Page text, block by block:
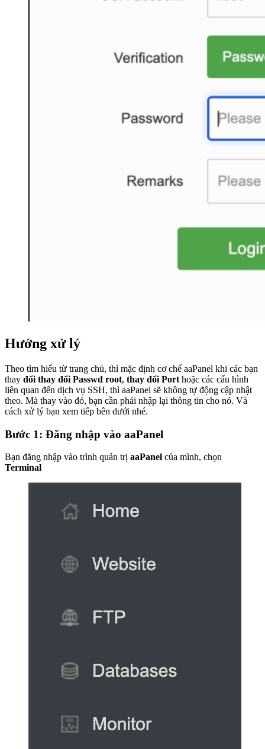
Hướng xử lý
Theo tìm hiểu từ trang chủ, thì mặc định cơ chế aaPanel khi các bạn
thay đổi thay đổi Passwd root, thay đổi Port hoặc các cấu hình
liên quan đến dịch vụ SSH, thì aaPanel sẽ không tự động cập nhật
theo. Mà thay vào đó, bạn cần phải nhập lại thông tin cho nó. Và
cách xử lý bạn xem tiếp bên dưới nhé.
Bước 1: Đăng nhập vào aaPanel
Bạn đăng nhập vào trình quản trị aaPanel của mình, chọn
Terminal